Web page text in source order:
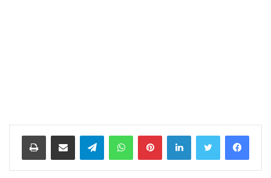
لينكدإن بينتيريستواتساب تيلقرام مشاركة عبر البريد طباعة